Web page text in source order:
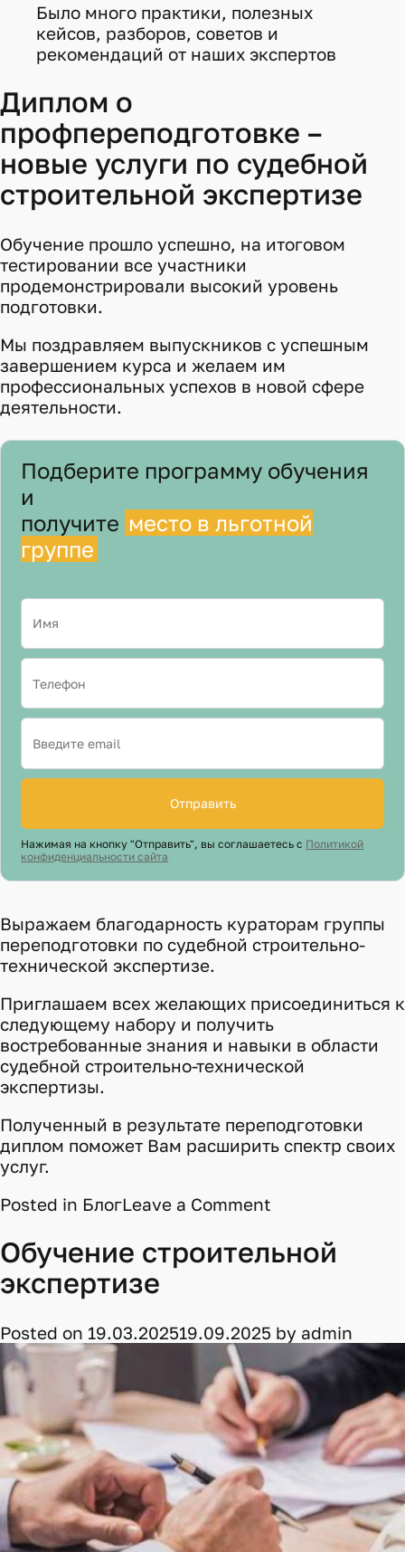
Было много практики, полезных
кейсов, разборов, советов и
рекомендаций от наших экспертов
Диплом о
профпереподготовке –
новые услуги по судебной
строительной экспертизе
Обучение прошло успешно, на итоговом
тестировании все участники
продемонстрировали высокий уровень
подготовки.
Мы поздравляем выпускников с успешным
завершением курса и желаем им
профессиональных успехов в новой сфере
деятельности.
Подберите программу обучения
и
получите место в льготной
группе
Отправить
Нажимая на кнопку "Отправить", вы соглашаетесь с Политикой
конфиденциальности сайта
Выражаем благодарность кураторам группы
переподготовки по судебной строительно-
технической экспертизе.
Приглашаем всех желающих присоединиться к
следующему набору и получить
востребованные знания и навыки в области
судебной строительно-технической
экспертизы.
Полученный в результате переподготовки
диплом поможет Вам расширить спектр своих
услуг.
Posted in БлогLeave a Comment
марта
завершилось
по
строительной
экспертизе
Обучение строительной
экспертизе
Posted on 19.03.202519.09.2025 by admin